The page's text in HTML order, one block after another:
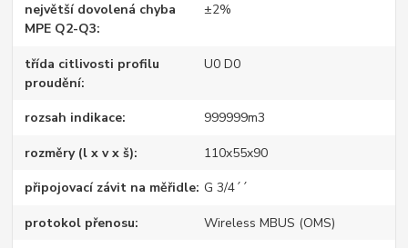
největší dovolená chyba
MPE Q2-Q3
±2%
třída citlivosti profilu
proudění
U0 D0
rozsah indikace 999999m3
rozměry (l x v x š) 110x55x90
připojovací závit na měřidle G 3/4´´
protokol přenosu Wireless MBUS (OMS)